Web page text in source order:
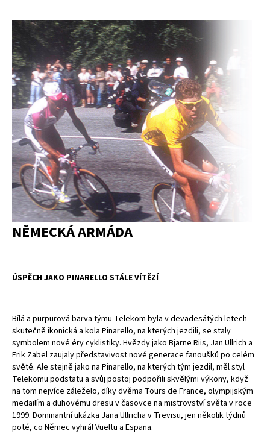
NĚMECKÁ ARMÁDA
ÚSPĚCH JAKO PINARELLO STÁLE VÍTĚZÍ
Bílá a purpurová barva týmu Telekom byla v devadesátých letech
skutečně ikonická a kola Pinarello, na kterých jezdili, se staly
symbolem nové éry cyklistiky. Hvězdy jako Bjarne Riis, Jan Ullrich a
Erik Zabel zaujaly představivost nové generace fanoušků po celém
světě. Ale stejně jako na Pinarello, na kterých tým jezdil, měl styl
Telekomu podstatu a svůj postoj podpořili skvělými výkony, když
na tom nejvíce záleželo, díky dvěma Tours de France, olympijským
medailím a duhovému dresu v časovce na mistrovství světa v roce
1999. Dominantní ukázka Jana Ullricha v Trevisu, jen několik týdnů
poté, co Němec vyhrál Vueltu a Espana.